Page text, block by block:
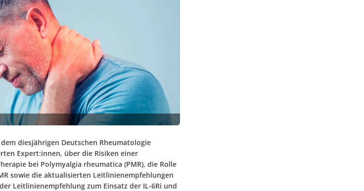
diesjährigen Deutschen Rheumatologie
Expert:innen, über die Risiken einer
bei Polymyalgia rheumatica (PMR), die Rolle
sowie die aktualisierten Leitlinienempfehlungen
Leitlinienempfehlung zum Einsatz der IL-6Ri und